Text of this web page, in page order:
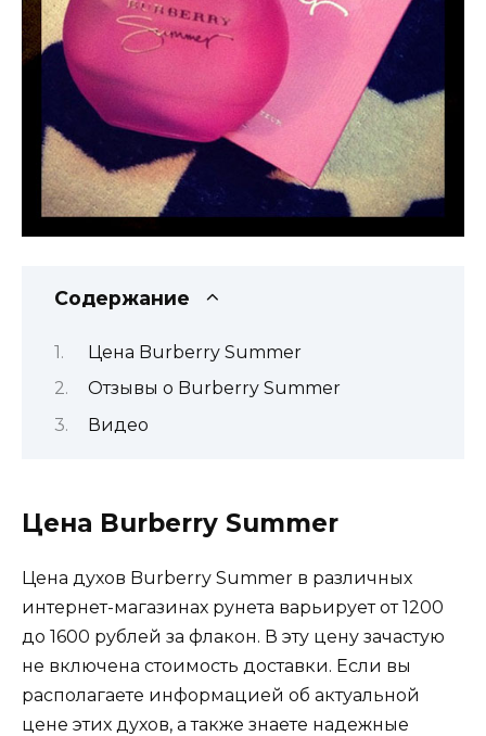
Содержание
Цена Burberry Summer
Отзывы о Burberry Summer
Видео
Цена Burberry Summer
Цена духов Burberry Summer в различных
интернет-магазинах рунета варьирует от 1200
до 1600 рублей за флакон. В эту цену зачастую
не включена стоимость доставки. Если вы
располагаете информацией об актуальной
цене этих духов, а также знаете надежные